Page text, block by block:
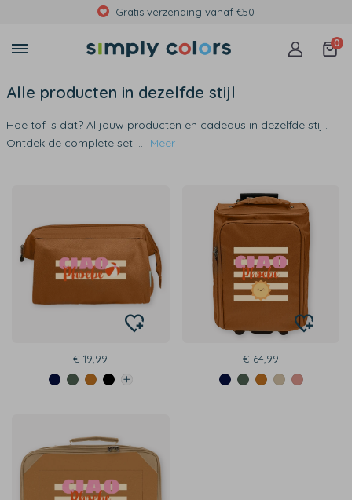
Gratis verzending vanaf €50
0
Alle producten in dezelfde stijl
Hoe tof is dat? Al jouw producten en cadeaus in dezelfde stijl.
Ontdek de complete set ... Meer
€ 19,99 € 64,99